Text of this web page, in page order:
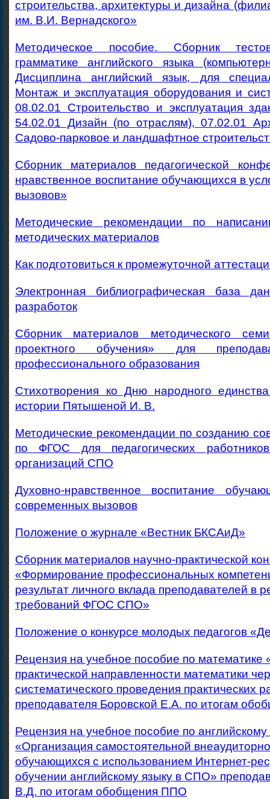
строительства, архитектуры и дизайна
им. В.И. Вернадского»
Методическое пособие. Сборник
грамматике английского языка
Дисциплина английский язык, для
Монтаж и эксплуатация оборудования и
08.02.01 Строительство и эксплуатация
54.02.01 Дизайн (по отраслям), 07.02.01
Садово-парковое и ландшафтное
Сборник материалов педагогической
нравственное воспитание обучающихся в
вызовов»
Методические рекомендации по
методических материалов
Как подготовиться к промежуточной
Электронная библиографическая база
разработок
Сборник материалов методического
проектного обучения» для
профессионального образования
Стихотворения ко Дню народного
истории Пятышеной И. В.
Методические рекомендации по созданию
по ФГОС для педагогических
организаций СПО
Духовно-нравственное воспитание
современных вызовов
Положение о журнале «Вестник БКСАиД»
Сборник материалов научно-практической
«Формирование профессиональных
результат личного вклада преподавателей в
требований ФГОС СПО»
Положение о конкурсе молодых педагогов
Рецензия на учебное пособие по математике
практической направленности математики
систематического проведения практических
преподавателя Боровской Е.А. по итогам
Рецензия на учебное пособие по английскому
«Организация самостоятельной
обучающихся с использованием Интернет-
обучении английскому языку в СПО»
В.Д. по итогам обобщения ППО